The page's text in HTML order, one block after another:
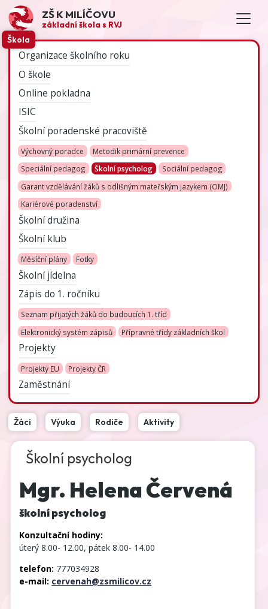
ZŠ K MILÍČOVU
základní škola s RVJ
Škola
Organizace školního roku
O škole
Online pokladna
ISIC
Školní poradenské pracoviště
Výchovný poradce
Metodik primární prevence
Speciální pedagog
Školní psycholog
Sociální pedagog
Garant vzdělávání žáků s odlišným mateřským jazykem (OMJ)
Kariérové poradenství
Školní družina
Školní klub
Měsíční plány Fotky
Školní jídelna
Zápis do 1. ročníku
Seznam přijatých žáků do budoucích 1. tříd
Elektronický systém zápisů
Přípravné třídy základních škol
Projekty
Projekty EU Projekty ČR
Zaměstnání
Žáci Výuka Rodiče Aktivity
Školní psycholog
Mgr. Helena Červená
školní psycholog
Konzultační hodiny:
úterý 8.00- 12.00, pátek 8.00- 14.00
telefon: 777034928
e-mail: cervenah@zsmilicov.cz